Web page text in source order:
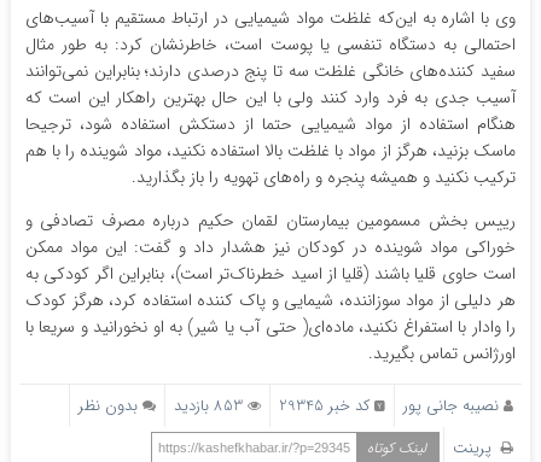
وی با اشاره به این‌که غلظت مواد شیمیایی در ارتباط مستقیم با آسیب‌های
احتمالی به دستگاه تنفسی یا پوست است، خاطرنشان کرد: به طور مثال
سفید کننده‌های خانگی غلظت سه تا پنج درصدی دارند؛ بنابراین نمی‌توانند
آسیب جدی به فرد وارد کنند ولی با این‌ حال بهترین راهکار این است که
هنگام استفاده از مواد شیمیایی حتما از دستکش استفاده شود، ترجیحا
ماسک بزنید، هرگز از مواد با غلظت بالا استفاده نکنید، مواد شوینده را با هم
ترکیب نکنید و همیشه پنجره و راه‌های تهویه را باز بگذارید.
رییس بخش مسمومین بیمارستان لقمان حکیم درباره مصرف تصادفی و
خوراکی مواد شوینده در کودکان نیز هشدار داد و گفت: این مواد ممکن
است حاوی قلیا باشند (قلیا از اسید خطرناک‌تر است)، بنابراین اگر کودکی به
هر دلیلی از مواد سوزاننده، شیمایی و پاک کننده استفاده کرد، هرگز کودک
را وادار با استفراغ نکنید، ماده‌ای( حتی آب یا شیر) به او نخورانید و سریعا با
اورژانس تماس بگیرید.
نصیبه جانی پور کد خبر 29345 853 بازدید
بدون نظر
پرینت
لینک کوتاه https://kashefkhabar.ir/?p=29345